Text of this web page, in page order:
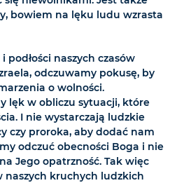
bowiem na lęku ludu wzrasta
naszych czasów
odczuwamy pokusę, by
o wolności.
lęk w obliczu sytuacji, które
I nie wystarczają ludzkie
czy proroka, aby dodać nam
odczuć obecności Boga i nie
Jego opatrzność. Tak więc
naszych kruchych ludzkich